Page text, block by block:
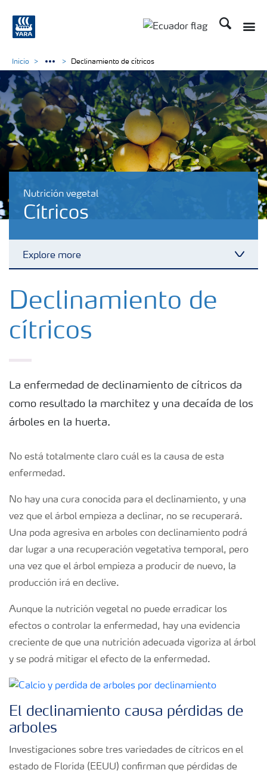
Buscar
Nutrición vegetal
Cítricos
Explore more
Fertilizantes
Portafolio de Agricultura Digital
Cultivos
Inicio Declinamiento de cítricos
Declinamiento de
cítricos
La enfermedad de declinamiento de cítricos da
como resultado la marchitez y una decaída de los
árboles en la huerta.
No está totalmente claro cuál es la causa de esta
enfermedad.
No hay una cura conocida para el declinamiento, y una
vez que el árbol empieza a declinar, no se recuperará.
Una poda agresiva en arboles con declinamiento podrá
dar lugar a una recuperación vegetativa temporal, pero
una vez que el árbol empieza a producir de nuevo, la
producción irá en declive.
Aunque la nutrición vegetal no puede erradicar los
efectos o controlar la enfermedad, hay una evidencia
creciente de que una nutrición adecuada vigoriza al árbol
y se podrá mitigar el efecto de la enfermedad.
El declinamiento causa pérdidas de
arboles
Investigaciones sobre tres variedades de cítricos en el
estado de Florída (EEUU) confirman que pérdidas de